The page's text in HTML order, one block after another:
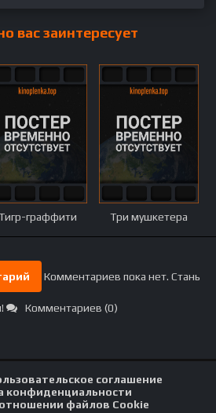
вас заинтересует
граффити Три мушкетера
Комментариев пока нет. Стань
Комментариев (0)
соглашение
конфиденциальности
файлов Cookie